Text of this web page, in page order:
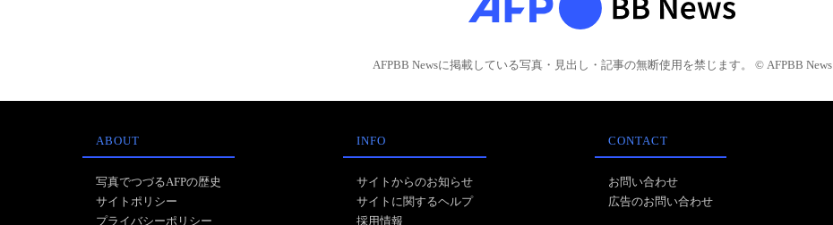
AFPBB Newsに掲載している写真・見出し・記事の無断使用を禁じます。 © AFPBB News
ABOUT
写真でつづるAFPの歴史
サイトポリシー
プライバシーポリシー
INFO
サイトからのお知らせ
サイトに関するヘルプ
採用情報
CONTACT
お問い合わせ
広告のお問い合わせ